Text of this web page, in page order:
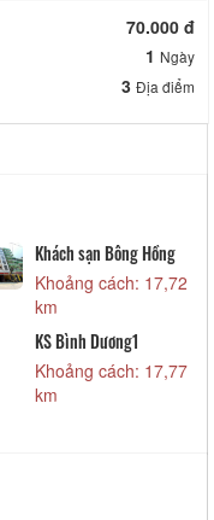
70.000 đ
1 Ngày
3 Địa điểm
Khách sạn Bông Hồng
Khoảng cách: 17,72
km
KS Bình Dương1
Khoảng cách: 17,77
km